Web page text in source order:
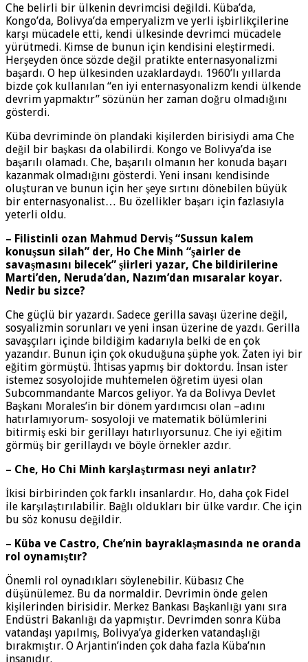
Che belirli bir ülkenin devrimcisi değildi. Küba’da,
Kongo’da, Bolivya’da emperyalizm ve yerli işbirlikçilerine
karşı mücadele etti, kendi ülkesinde devrimci mücadele
yürütmedi. Kimse de bunun için kendisini eleştirmedi.
Herşeyden önce sözde değil pratikte enternasyonalizmi
başardı. O hep ülkesinden uzaklardaydı. 1960’lı yıllarda
bizde çok kullanılan “en iyi enternasyonalizm kendi ülkende
devrim yapmaktır” sözünün her zaman doğru olmadığını
gösterdi.
Küba devriminde ön plandaki kişilerden birisiydi ama Che
değil bir başkası da olabilirdi. Kongo ve Bolivya’da ise
başarılı olamadı. Che, başarılı olmanın her konuda başarı
kazanmak olmadığını gösterdi. Yeni insanı kendisinde
oluşturan ve bunun için her şeye sırtını dönebilen büyük
bir enternasyonalist… Bu özellikler başarı için fazlasıyla
yeterli oldu.
– Filistinli ozan Mahmud Derviş “Sussun kalem
konuşsun silah” der, Ho Che Minh “şairler de
savaşmasını bilecek” şiirleri yazar, Che bildirilerine
Marti’den, Neruda’dan, Nazım’dan mısaralar koyar.
Nedir bu sizce?
Che güçlü bir yazardı. Sadece gerilla savaşı üzerine değil,
sosyalizmin sorunları ve yeni insan üzerine de yazdı. Gerilla
savaşçıları içinde bildiğim kadarıyla belki de en çok
yazandır. Bunun için çok okuduğuna şüphe yok. Zaten iyi bir
eğitim görmüştü. İhtisas yapmış bir doktordu. İnsan ister
istemez sosyolojide muhtemelen öğretim üyesi olan
Subcommandante Marcos geliyor. Ya da Bolivya Devlet
Başkanı Morales’in bir dönem yardımcısı olan –adını
hatırlamıyorum- sosyoloji ve matematik bölümlerini
bitirmiş eski bir gerillayı hatırlıyorsunuz. Che iyi eğitim
görmüş bir gerillaydı ve böyle örnekler azdır.
– Che, Ho Chi Minh karşlaştırması neyi anlatır?
İkisi birbirinden çok farklı insanlardır. Ho, daha çok Fidel
ile karşılaştırılabilir. Bağlı oldukları bir ülke vardır. Che için
bu söz konusu değildir.
– Küba ve Castro, Che’nin bayraklaşmasında ne oranda
rol oynamıştır?
Önemli rol oynadıkları söylenebilir. Kübasız Che
düşünülemez. Bu da normaldir. Devrimin önde gelen
kişilerinden birisidir. Merkez Bankası Başkanlığı yanı sıra
Endüstri Bakanlığı da yapmıştır. Devrimden sonra Küba
vatandaşı yapılmış, Bolivya’ya giderken vatandaşlığı
bırakmıştır. O Arjantin’inden çok daha fazla Küba’nın
insanıdır.